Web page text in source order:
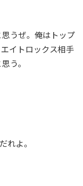
うぜ。俺はトップ
イトロックス相手
う。
れよ。